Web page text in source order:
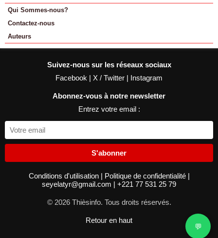
Qui Sommes-nous?
Contactez-nous
Auteurs
Suivez-nous sur les réseaux sociaux
Facebook | X / Twitter | Instagram
Abonnez-vous à notre newsletter
Entrez votre email :
S'abonner
Conditions d'utilisation | Politique de confidentialité |
seyelatyr@gmail.com | +221 77 531 25 79
© 2026 Thièsinfo. Tous droits réservés.
Retour en haut
💬